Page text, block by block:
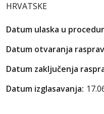
HRVATSKE
Datum ulaska u
Datum otvaranja
Datum zaključenja
Datum izglasavanja: